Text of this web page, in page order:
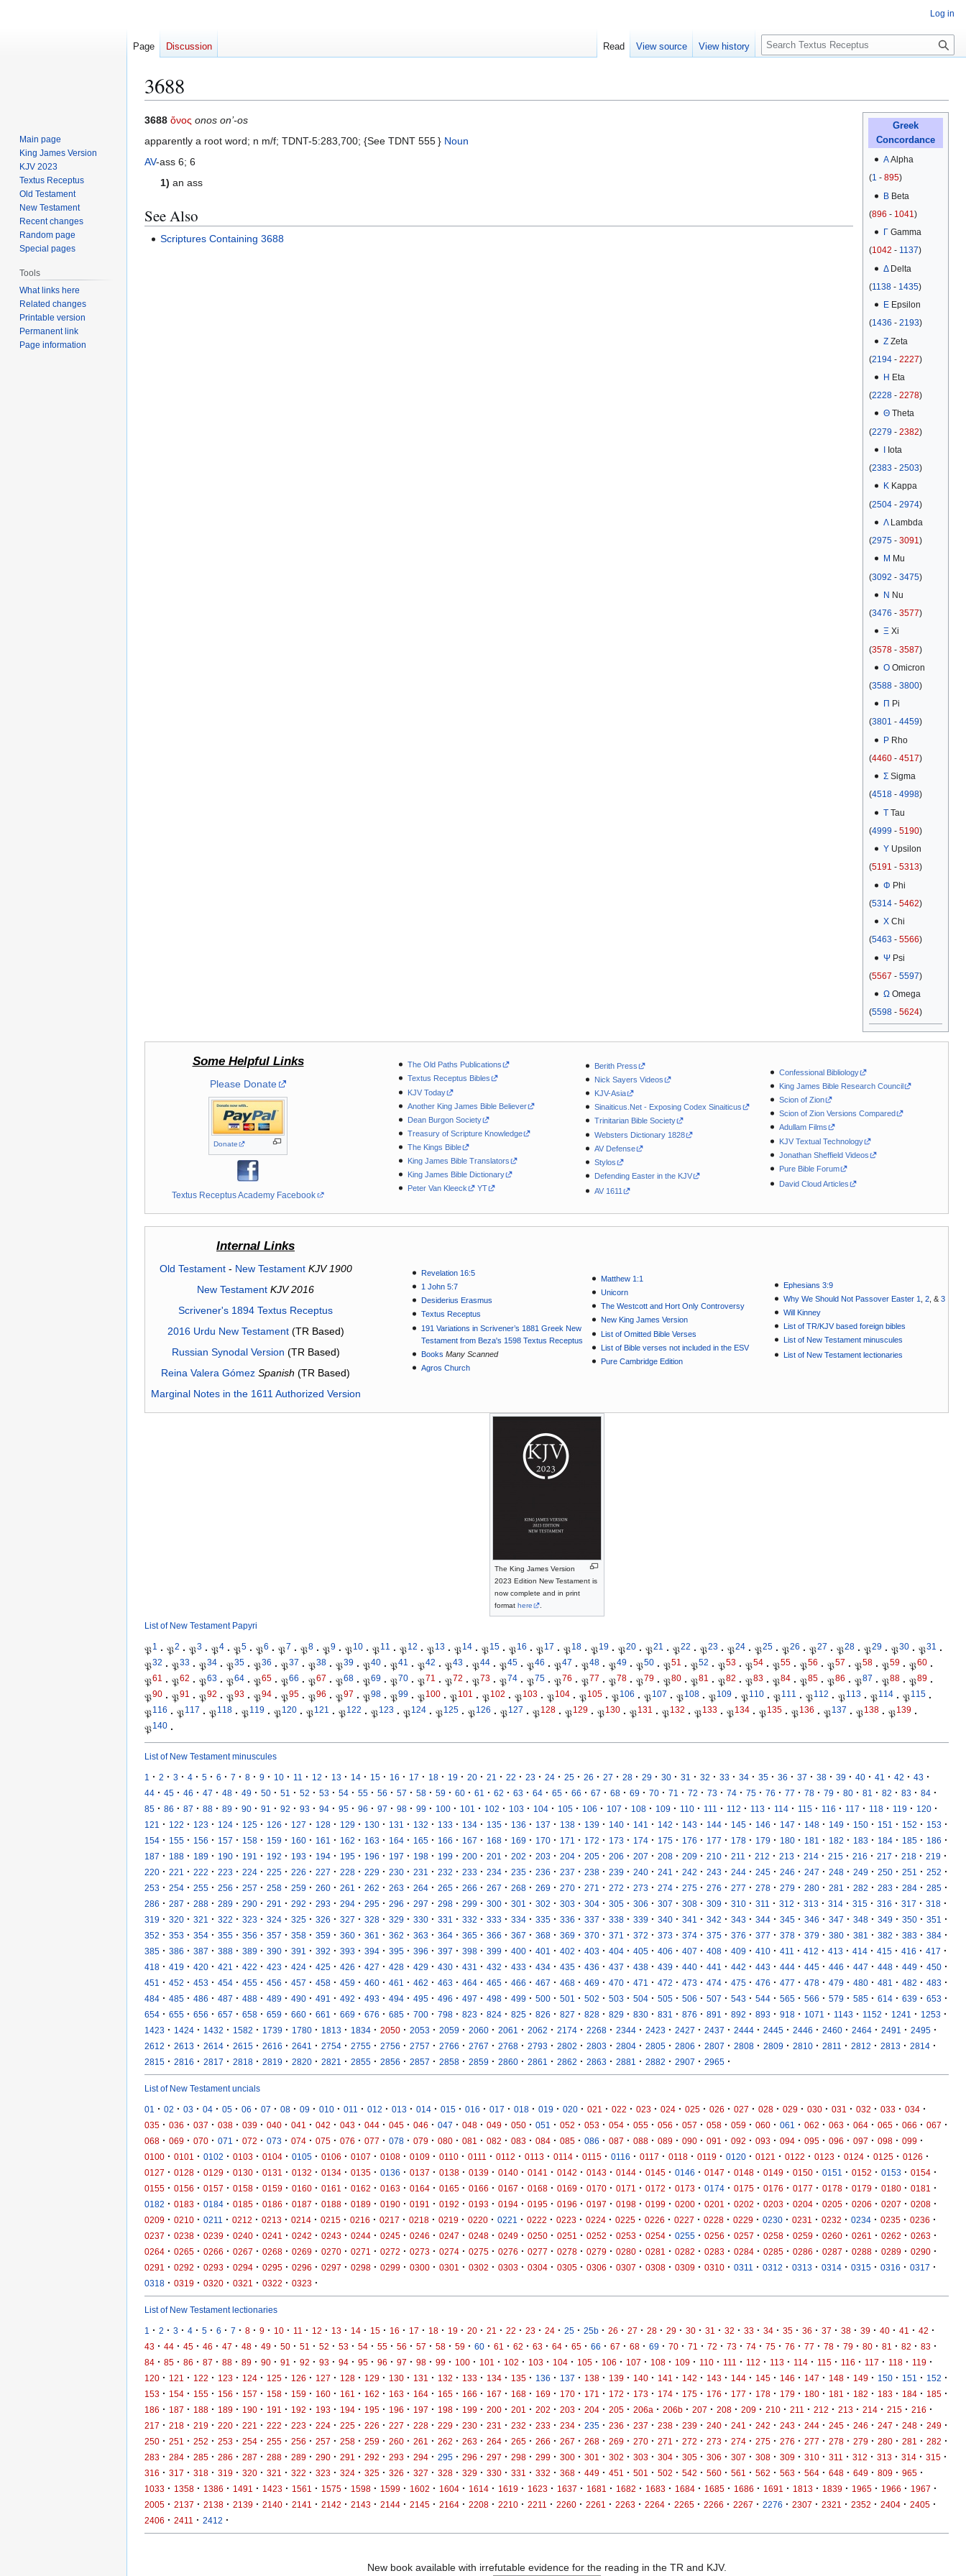
3688
Jump
Jump
Greek
Concordance
ΑAlpha
(1 - 895)
ΒBeta
(896 - 1041)
ΓGamma
(1042 - 1137)
ΔDelta
(1138 - 1435)
ΕEpsilon
(1436 - 2193)
ΖZeta
(2194 - 2227)
Η Eta
(2228 - 2278)
ΘTheta
(2279 - 2382)
Iota
(2383 - 2503)
ΚKappa
(2504 - 2974)
ΛLambda
(2975 - 3091)
Μ Mu
(3092 - 3475)
Ν Nu
(3476 - 3577)
ΞXi
(3578 - 3587)
ΟOmicron
(3588 - 3800)
Π Pi
(3801 - 4459)
ΡRho
(4460 - 4517)
ΣSigma
(4518 - 4998)
ΤTau
(4999 - 5190)
ΥUpsilon
(5191 - 5313)
Φ Phi
(5314 - 5462)
ΧChi
(5463 - 5566)
ΨPsi
(5567 - 5597)
ΩOmega
(5598 - 5624)
3688 ὄνος onos on’-os
apparently a root word; n m/f; TDNT-5:283,700; {See TDNT 555 } Noun
AV-ass 6; 6
1) an ass
See Also
Scriptures Containing 3688
Some Helpful Links
Please Donate
Donate
Textus Receptus Academy Facebook
The Old Paths Publications
Textus Receptus Bibles
KJV Today
Another King James Bible Believer
Dean Burgon Society
Treasury of Scripture Knowledge
The Kings Bible
King James Bible Translators
King James Bible Dictionary
Peter Van Kleeck
YT
Berith Press
Nick Sayers Videos
KJV-Asia
Sinaiticus.Net - Exposing Codex Sinaiticus
Trinitarian Bible Society
Websters Dictionary 1828
AV Defense
Stylos
Defending Easter in the KJV
AV 1611
Confessional Bibliology
King James Bible Research Council
Scion of Zion
Scion of Zion Versions Compared
Adullam Films
KJV Textual Technology
Jonathan Sheffield Videos
Pure Bible Forum
David Cloud Articles
Internal Links
Old Testament- New Testament KJV 1900
New Testament KJV 2016
Scrivener's 1894 Textus Receptus
2016 Urdu New Testament(TR Based)
Russian Synodal Version (TR Based)
Reina Valera Gómez Spanish (TR Based)
Marginal Notes in the 1611 Authorized Version
Revelation 16:5
1 John 5:7
Desiderius Erasmus
Textus Receptus
191 Variations in Scrivener’s 1881 Greek New
Testament from Beza's 1598 Textus Receptus
Books Many Scanned
Agros Church
Matthew 1:1
Unicorn
The Westcott and Hort Only Controversy
New King James Version
List of Omitted Bible Verses
List of Bible verses not included in the ESV
Pure Cambridge Edition
Ephesians 3:9
Why We Should Not Passover Easter 1
,2 , &3
Will Kinney
List of TR/KJV based foreign bibles
List of New Testament minuscules
List of New Testament lectionaries
The King James Version
2023 Edition New Testament is
now complete and in print
format here .
List of New Testament Papyri
𝔓1 · 𝔓2 · 𝔓3 · 𝔓4 · 𝔓5 · 𝔓6 · 𝔓7 · 𝔓8 · 𝔓9 · 𝔓10 · 𝔓11 · 𝔓12 · 𝔓13 · 𝔓14 · 𝔓15 · 𝔓16 · 𝔓17 · 𝔓18 · 𝔓19 · 𝔓20 · 𝔓21 · 𝔓22 · 𝔓23 · 𝔓24 · 𝔓25 · 𝔓26 · 𝔓27 · 𝔓28 · 𝔓29 · 𝔓30 · 𝔓31
·
𝔓32 · 𝔓33 · 𝔓34 · 𝔓35 · 𝔓36 · 𝔓37 · 𝔓38 · 𝔓39 · 𝔓40 · 𝔓41 · 𝔓42 · 𝔓43 · 𝔓44 · 𝔓45 · 𝔓46 · 𝔓47 · 𝔓48 · 𝔓49 · 𝔓50 · 𝔓51 · 𝔓52 · 𝔓53 · 𝔓54 · 𝔓55 · 𝔓56 · 𝔓57 · 𝔓58 · 𝔓59 · 𝔓60 ·
𝔓61 · 𝔓62 · 𝔓63 · 𝔓64 · 𝔓65 · 𝔓66 · 𝔓67 · 𝔓68 · 𝔓69 · 𝔓70 · 𝔓71 · 𝔓72 · 𝔓73 · 𝔓74 · 𝔓75 · 𝔓76 · 𝔓77 · 𝔓78 · 𝔓79 · 𝔓80 · 𝔓81 · 𝔓82 · 𝔓83 · 𝔓84 · 𝔓85 · 𝔓86 · 𝔓87 · 𝔓88 · 𝔓89 ·
𝔓90 · 𝔓91 · 𝔓92 · 𝔓93 · 𝔓94 · 𝔓95 · 𝔓96 · 𝔓97 · 𝔓98 · 𝔓99 · 𝔓100 · 𝔓101 · 𝔓102 · 𝔓103 · 𝔓104 · 𝔓105 · 𝔓106 · 𝔓107 · 𝔓108 · 𝔓109 · 𝔓110 · 𝔓111 · 𝔓112 · 𝔓113 · 𝔓114 · 𝔓115 ·
𝔓116 · 𝔓117 · 𝔓118 · 𝔓119 · 𝔓120 · 𝔓121 · 𝔓122 · 𝔓123 · 𝔓124 · 𝔓125 · 𝔓126 · 𝔓127 · 𝔓128 · 𝔓129 · 𝔓130 · 𝔓131 · 𝔓132 · 𝔓133 · 𝔓134 · 𝔓135 · 𝔓136 · 𝔓137 · 𝔓138 · 𝔓139 ·
𝔓140 ·
List of New Testament minuscules
1 · 2 · 3 · 4 · 5 · 6 · 7 · 8 · 9 · 10 · 11 · 12 · 13 · 14 · 15 · 16 · 17 · 18 · 19 · 20 · 21 · 22 · 23 · 24 · 25 · 26 · 27 · 28 · 29 · 30 · 31 · 32 · 33 · 34 · 35 · 36 · 37 · 38 · 39 · 40 · 41 · 42 · 43 ·
44 · 45 · 46 · 47 · 48 · 49 · 50 · 51 · 52 · 53 · 54 · 55 · 56 · 57 · 58 · 59 · 60 · 61 · 62 · 63 · 64 · 65 · 66 · 67 · 68 · 69 · 70 · 71 · 72 · 73 · 74 · 75 · 76 · 77 · 78 · 79 · 80 · 81 · 82 · 83 · 84 ·
85 · 86 · 87 · 88 · 89 · 90 · 91 · 92 · 93 · 94 · 95 · 96 · 97 · 98 · 99 · 100 · 101 · 102 · 103 · 104 · 105 · 106 · 107 · 108 · 109 · 110 · 111 · 112 · 113 · 114 · 115 · 116 · 117 · 118 · 119 · 120 ·
121 · 122 · 123 · 124 · 125 · 126 · 127 · 128 · 129 · 130 · 131 · 132 · 133 · 134 · 135 · 136 · 137 · 138 · 139 · 140 · 141 · 142 · 143 · 144 · 145 · 146 · 147 · 148 · 149 · 150 · 151 · 152 · 153 ·
154 · 155 · 156 · 157 · 158 · 159 · 160 · 161 · 162 · 163 · 164 · 165 · 166 · 167 · 168 · 169 · 170 · 171 · 172 · 173 · 174 · 175 · 176 · 177 · 178 · 179 · 180 · 181 · 182 · 183 · 184 · 185 · 186 ·
187 · 188 · 189 · 190 · 191 · 192 · 193 · 194 · 195 · 196 · 197 · 198 · 199 · 200 · 201 · 202 · 203 · 204 · 205 · 206 · 207 · 208 · 209 · 210 · 211 · 212 · 213 · 214 · 215 · 216 · 217 · 218 · 219 ·
220 · 221 · 222 · 223 · 224 · 225 · 226 · 227 · 228 · 229 · 230 · 231 · 232 · 233 · 234 · 235 · 236 · 237 · 238 · 239 · 240 · 241 · 242 · 243 · 244 · 245 · 246 · 247 · 248 · 249 · 250 · 251 · 252 ·
253 · 254 · 255 · 256 · 257 · 258 · 259 · 260 · 261 · 262 · 263 · 264 · 265 · 266 · 267 · 268 · 269 · 270 · 271 · 272 · 273 · 274 · 275 · 276 · 277 · 278 · 279 · 280 · 281 · 282 · 283 · 284 · 285 ·
286 · 287 · 288 · 289 · 290 · 291 · 292 · 293 · 294 · 295 · 296 · 297 · 298 · 299 · 300 · 301 · 302 · 303 · 304 · 305 · 306 · 307 · 308 · 309 · 310 · 311 · 312 · 313 · 314 · 315 · 316 · 317 · 318 ·
319 · 320 · 321 · 322 · 323 · 324 · 325 · 326 · 327 · 328 · 329 · 330 · 331 · 332 · 333 · 334 · 335 · 336 · 337 · 338 · 339 · 340 · 341 · 342 · 343 · 344 · 345 · 346 · 347 · 348 · 349 · 350 · 351 ·
352 · 353 · 354 · 355 · 356 · 357 · 358 · 359 · 360 · 361 · 362 · 363 · 364 · 365 · 366 · 367 · 368 · 369 · 370 · 371 · 372 · 373 · 374 · 375 · 376 · 377 · 378 · 379 · 380 · 381 · 382 · 383 · 384 ·
385 · 386 · 387 · 388 · 389 · 390 · 391 · 392 · 393 · 394 · 395 · 396 · 397 · 398 · 399 · 400 · 401 · 402 · 403 · 404 · 405 · 406 · 407 · 408 · 409 · 410 · 411 · 412 · 413 · 414 · 415 · 416 · 417 ·
418 · 419 · 420 · 421 · 422 · 423 · 424 · 425 · 426 · 427 · 428 · 429 · 430 · 431 · 432 · 433 · 434 · 435 · 436 · 437 · 438 · 439 · 440 · 441 · 442 · 443 · 444 · 445 · 446 · 447 · 448 · 449 · 450 ·
451 · 452 · 453 · 454 · 455 · 456 · 457 · 458 · 459 · 460 · 461 · 462 · 463 · 464 · 465 · 466 · 467 · 468 · 469 · 470 · 471 · 472 · 473 · 474 · 475 · 476 · 477 · 478 · 479 · 480 · 481 · 482 · 483 ·
484 · 485 · 486 · 487 · 488 · 489 · 490 · 491 · 492 · 493 · 494 · 495 · 496 · 497 · 498 · 499 · 500 · 501 · 502 · 503 · 504 · 505 · 506 · 507 · 543 · 544 · 565 · 566 · 579 · 585 · 614 · 639 · 653 ·
654 · 655 · 656 · 657 · 658 · 659 · 660 · 661 · 669 · 676 · 685 · 700 · 798 · 823 · 824 · 825 · 826 · 827 · 828 · 829 · 830 · 831 · 876 · 891 · 892 · 893 · 918 · 1071 · 1143 · 1152 · 1241 · 1253 ·
1423 · 1424 · 1432 · 1582 · 1739 · 1780 · 1813 · 1834 · 2050 · 2053 · 2059 · 2060 · 2061 · 2062 · 2174 · 2268 · 2344 · 2423 · 2427 · 2437 · 2444 · 2445 · 2446 · 2460 · 2464 · 2491 · 2495 ·
2612 · 2613 · 2614 · 2615 · 2616 · 2641 · 2754 · 2755 · 2756 · 2757 · 2766 · 2767 · 2768 · 2793 · 2802 · 2803 · 2804 · 2805 · 2806 · 2807 · 2808 · 2809 · 2810 · 2811 · 2812 · 2813 · 2814 ·
2815 · 2816 · 2817 · 2818 · 2819 · 2820 · 2821 · 2855 · 2856 · 2857 · 2858 · 2859 · 2860 · 2861 · 2862 · 2863 · 2881 · 2882 · 2907 · 2965 ·
List of New Testament uncials
01 · 02 · 03 · 04 · 05 · 06 · 07 · 08 · 09 · 010 · 011 · 012 · 013 · 014 · 015 · 016 · 017 · 018 · 019 · 020 · 021 · 022 · 023 · 024 · 025 · 026 · 027 · 028 · 029 · 030 · 031 · 032 · 033 · 034 ·
035 · 036 · 037 · 038 · 039 · 040 · 041 · 042 · 043 · 044 · 045 · 046 · 047 · 048 · 049 · 050 · 051 · 052 · 053 · 054 · 055 · 056 · 057 · 058 · 059 · 060 · 061 · 062 · 063 · 064 · 065 · 066 · 067 ·
068 · 069 · 070 · 071 · 072 · 073 · 074 · 075 · 076 · 077 · 078 · 079 · 080 · 081 · 082 · 083 · 084 · 085 · 086 · 087 · 088 · 089 · 090 · 091 · 092 · 093 · 094 · 095 · 096 · 097 · 098 · 099 ·
0100 · 0101 · 0102 · 0103 · 0104 · 0105 · 0106 · 0107 · 0108 · 0109 · 0110 · 0111 · 0112 · 0113 · 0114 · 0115 · 0116 · 0117 · 0118 · 0119 · 0120 · 0121 · 0122 · 0123 · 0124 · 0125 · 0126 ·
0127 · 0128 · 0129 · 0130 · 0131 · 0132 · 0134 · 0135 · 0136 · 0137 · 0138 · 0139 · 0140 · 0141 · 0142 · 0143 · 0144 · 0145 · 0146 · 0147 · 0148 · 0149 · 0150 · 0151 · 0152 · 0153 · 0154 ·
0155 · 0156 · 0157 · 0158 · 0159 · 0160 · 0161 · 0162 · 0163 · 0164 · 0165 · 0166 · 0167 · 0168 · 0169 · 0170 · 0171 · 0172 · 0173 · 0174 · 0175 · 0176 · 0177 · 0178 · 0179 · 0180 · 0181 ·
0182 · 0183 · 0184 · 0185 · 0186 · 0187 · 0188 · 0189 · 0190 · 0191 · 0192 · 0193 · 0194 · 0195 · 0196 · 0197 · 0198 · 0199 · 0200 · 0201 · 0202 · 0203 · 0204 · 0205 · 0206 · 0207 · 0208 ·
0209 · 0210 · 0211 · 0212 · 0213 · 0214 · 0215 · 0216 · 0217 · 0218 · 0219 · 0220 · 0221 · 0222 · 0223 · 0224 · 0225 · 0226 · 0227 · 0228 · 0229 · 0230 · 0231 · 0232 · 0234 · 0235 · 0236 ·
0237 · 0238 · 0239 · 0240 · 0241 · 0242 · 0243 · 0244 · 0245 · 0246 · 0247 · 0248 · 0249 · 0250 · 0251 · 0252 · 0253 · 0254 · 0255 · 0256 · 0257 · 0258 · 0259 · 0260 · 0261 · 0262 · 0263 ·
0264 · 0265 · 0266 · 0267 · 0268 · 0269 · 0270 · 0271 · 0272 · 0273 · 0274 · 0275 · 0276 · 0277 · 0278 · 0279 · 0280 · 0281 · 0282 · 0283 · 0284 · 0285 · 0286 · 0287 · 0288 · 0289 · 0290 ·
0291 · 0292 · 0293 · 0294 · 0295 · 0296 · 0297 · 0298 · 0299 · 0300 · 0301 · 0302 · 0303 · 0304 · 0305 · 0306 · 0307 · 0308 · 0309 · 0310 · 0311 · 0312 · 0313 · 0314 · 0315 · 0316 · 0317 ·
0318 · 0319 · 0320 · 0321 · 0322 · 0323 ·
List of New Testament lectionaries
1 · 2 · 3 · 4 · 5 · 6 · 7 · 8 · 9 · 10 · 11 · 12 · 13 · 14 · 15 · 16 · 17 · 18 · 19 · 20 · 21 · 22 · 23 · 24 · 25 · 25b · 26 · 27 · 28 · 29 · 30 · 31 · 32 · 33 · 34 · 35 · 36 · 37 · 38 · 39 · 40 · 41 · 42 ·
43 · 44 · 45 · 46 · 47 · 48 · 49 · 50 · 51 · 52 · 53 · 54 · 55 · 56 · 57 · 58 · 59 · 60 · 61 · 62 · 63 · 64 · 65 · 66 · 67 · 68 · 69 · 70 · 71 · 72 · 73 · 74 · 75 · 76 · 77 · 78 · 79 · 80 · 81 · 82 · 83 ·
84 · 85 · 86 · 87 · 88 · 89 · 90 · 91 · 92 · 93 · 94 · 95 · 96 · 97 · 98 · 99 · 100 · 101 · 102 · 103 · 104 · 105 · 106 · 107 · 108 · 109 · 110 · 111 · 112 · 113 · 114 · 115 · 116 · 117 · 118 · 119 ·
120 · 121 · 122 · 123 · 124 · 125 · 126 · 127 · 128 · 129 · 130 · 131 · 132 · 133 · 134 · 135 · 136 · 137 · 138 · 139 · 140 · 141 · 142 · 143 · 144 · 145 · 146 · 147 · 148 · 149 · 150 · 151 · 152 ·
153 · 154 · 155 · 156 · 157 · 158 · 159 · 160 · 161 · 162 · 163 · 164 · 165 · 166 · 167 · 168 · 169 · 170 · 171 · 172 · 173 · 174 · 175 · 176 · 177 · 178 · 179 · 180 · 181 · 182 · 183 · 184 · 185 ·
186 · 187 · 188 · 189 · 190 · 191 · 192 · 193 · 194 · 195 · 196 · 197 · 198 · 199 · 200 · 201 · 202 · 203 · 204 · 205 · 206a · 206b · 207 · 208 · 209 · 210 · 211 · 212 · 213 · 214 · 215 · 216 ·
217 · 218 · 219 · 220 · 221 · 222 · 223 · 224 · 225 · 226 · 227 · 228 · 229 · 230 · 231 · 232 · 233 · 234 · 235 · 236 · 237 · 238 · 239 · 240 · 241 · 242 · 243 · 244 · 245 · 246 · 247 · 248 · 249 ·
250 · 251 · 252 · 253 · 254 · 255 · 256 · 257 · 258 · 259 · 260 · 261 · 262 · 263 · 264 · 265 · 266 · 267 · 268 · 269 · 270 · 271 · 272 · 273 · 274 · 275 · 276 · 277 · 278 · 279 · 280 · 281 · 282 ·
283 · 284 · 285 · 286 · 287 · 288 · 289 · 290 · 291 · 292 · 293 · 294 · 295 · 296 · 297 · 298 · 299 · 300 · 301 · 302 · 303 · 304 · 305 · 306 · 307 · 308 · 309 · 310 · 311 · 312 · 313 · 314 · 315 ·
316 · 317 · 318 · 319 · 320 · 321 · 322 · 323 · 324 · 325 · 326 · 327 · 328 · 329 · 330 · 331 · 332 · 368 · 449 · 451 · 501 · 502 · 542 · 560 · 561 · 562 · 563 · 564 · 648 · 649 · 809 · 965 ·
1033 · 1358 · 1386 · 1491 · 1423 · 1561 · 1575 · 1598 · 1599 · 1602 · 1604 · 1614 · 1619 · 1623 · 1637 · 1681 · 1682 · 1683 · 1684 · 1685 · 1686 · 1691 · 1813 · 1839 · 1965 · 1966 · 1967 ·
2005 · 2137 · 2138 · 2139 · 2140 · 2141 · 2142 · 2143 · 2144 · 2145 · 2164 · 2208 · 2210 · 2211 · 2260 · 2261 · 2263 · 2264 · 2265 · 2266 · 2267 · 2276 · 2307 · 2321 · 2352 · 2404 · 2405 ·
2406 · 2411 · 2412 ·
New book available with irrefutable evidence for the reading in the TR and KJV.
Log in
Page Discussion Read View source View history
S
e
c
Main page
King James Version
KJV 2023
Textus Receptus
Old Testament
New Testament
Recent changes
Random page
Special pages
Tools
What links here
Related changes
Printable version
Permanent link
Page information